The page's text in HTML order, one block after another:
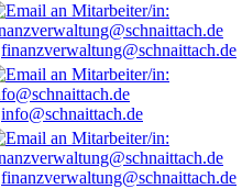
finanzverwaltung@schnaittach.de
info@schnaittach.de
finanzverwaltung@schnaittach.de